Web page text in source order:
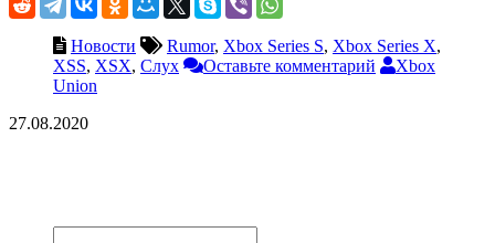
Новости Rumor, Xbox Series S, Xbox Series X,
XSS, XSX, Слух Оставьте комментарий
Xbox
Union
27.08.2020